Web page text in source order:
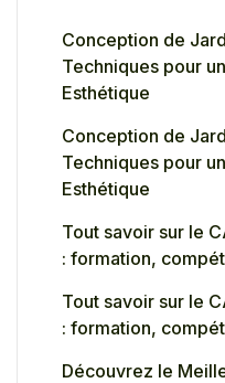
Conception de
Techniques pour
Esthétique
Conception de
Techniques pour
Esthétique
Tout savoir sur le
: formation,
Tout savoir sur le
: formation,
Découvrez le